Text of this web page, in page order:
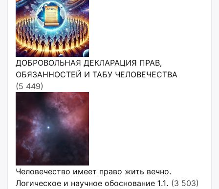
ДОБРОВОЛЬНАЯ ДЕКЛАРАЦИЯ ПРАВ,
ОБЯЗАННОСТЕЙ И ТАБУ ЧЕЛОВЕЧЕСТВА
(5 449)
Человечество имеет право жить вечно.
Логическое и научное обоснование 1.1. (3 503)